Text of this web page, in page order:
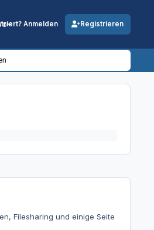
Anmelden Registrieren
Filesharing und einige Seite